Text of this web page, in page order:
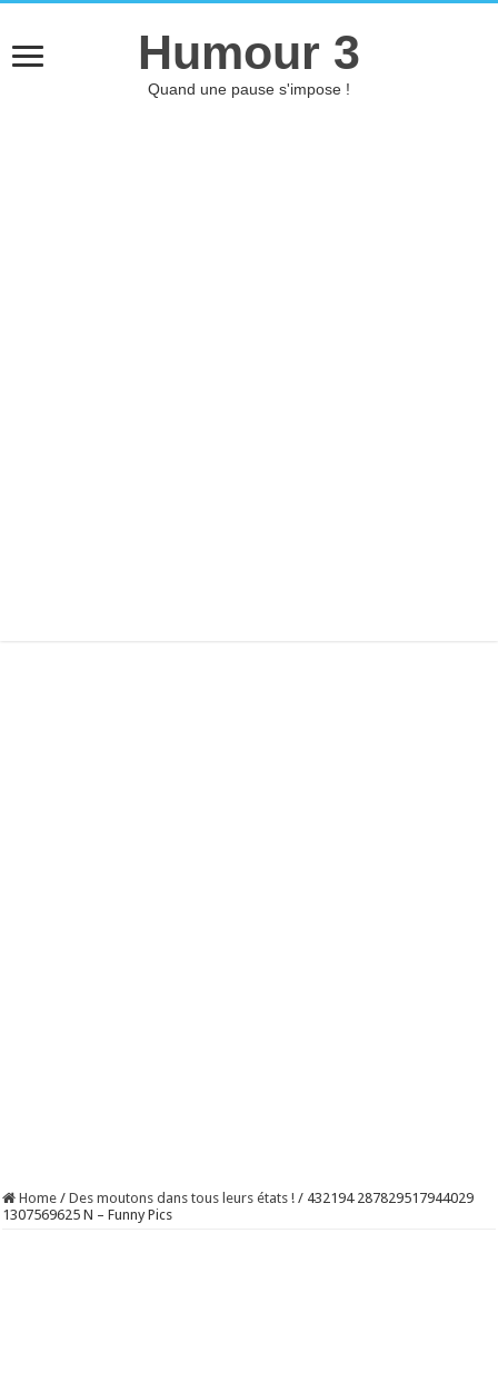
Humour 3
Quand une pause s'impose !
Home / Des moutons dans tous leurs états ! / 432194 287829517944029
1307569625 N – Funny Pics